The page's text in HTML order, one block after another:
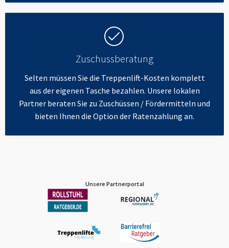
Zuschussberatung
Selten müssen Sie die Treppenlift-Kosten komplett
aus der eigenen Tasche bezahlen. Unsere lokalen
Partner beraten Sie zu Zuschüssen / Fördermitteln und
bieten Ihnen die Option der Ratenzahlung an.
Unsere Partnerportal